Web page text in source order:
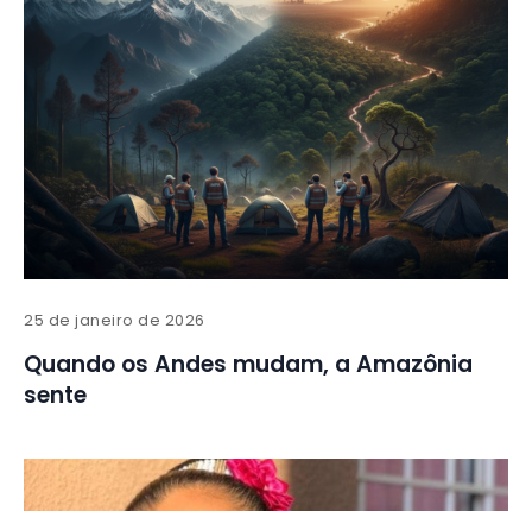
25 de janeiro de 2026
Quando os Andes mudam, a Amazônia
sente